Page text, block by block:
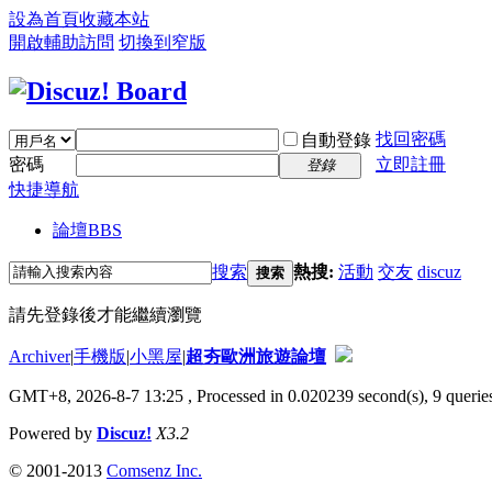
設為首頁收藏本站
開啟輔助訪問 切換到窄版
自動登錄 找回密碼
密碼
登錄
立即註冊
快捷導航
論壇BBS
搜索 搜索 熱搜: 活動 交友 discuz
請先登錄後才能繼續瀏覽
Archiver|手機版|小黑屋|超夯歐洲旅遊論壇
GMT+8, 2026-8-7 13:25 , Processed in 0.020239 second(s), 9
Powered by Discuz! X3.2
© 2001-2013 Comsenz Inc.